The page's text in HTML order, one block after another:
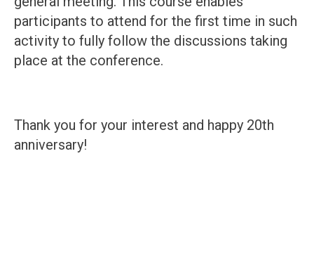
participants to attend for the first time in such
activity to fully follow the discussions taking
place at the conference.
Thank you for your interest and happy 20th
anniversary!